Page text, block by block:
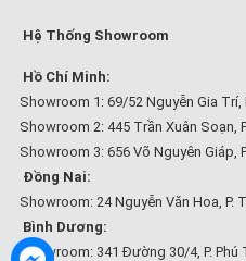
Hệ Thống Showroom
Hồ Chí Minh:
Showroom 1: 69/52 Nguyễn Gia Trí,
Showroom 2: 445 Trần Xuân Soạn,
Showroom 3: 656 Võ Nguyên Giáp,
Đồng Nai:
Showroom: 24 Nguyễn Văn Hoa, P.
Bình Dương:
Showroom: 341 Đường 30/4, P. Phú